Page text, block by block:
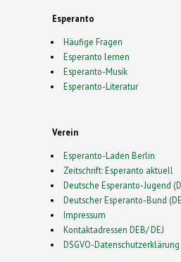
Esperanto
Häufige Fragen
Esperanto lernen
Esperanto-Musik
Esperanto-Literatur
Verein
Esperanto-Laden Berlin
Zeitschrift: Esperanto aktuell
Deutsche Esperanto-Jugend
Deutscher Esperanto-Bund
Impressum
Kontaktadressen DEB/ DEJ
DSGVO-Datenschutzerklärung